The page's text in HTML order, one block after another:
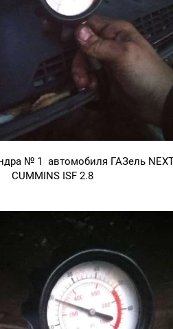
№ 1 автомобиля ГАЗель
CUMMINS ISF 2.8